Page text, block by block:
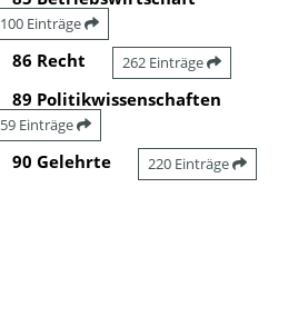
100 Einträge
86 Recht 262 Einträge
89 Politikwissenschaften
59 Einträge
90 Gelehrte 220 Einträge